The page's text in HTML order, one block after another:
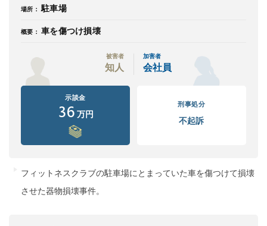
場所： 駐車場
概要： 車を傷つけ損壊
被害者
知人
加害者
会社員
示談金
36 万円
刑事処分
不起訴
フィットネスクラブの駐車場にとまっていた車を傷つけて損壊
させた器物損壊事件。